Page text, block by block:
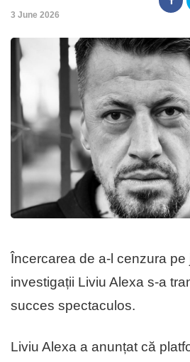
,3 June 2026
Încercarea de a-l cenzura pe
investigații Liviu Alexa s-a
succes spectaculos.
Liviu Alexa a anunțat că